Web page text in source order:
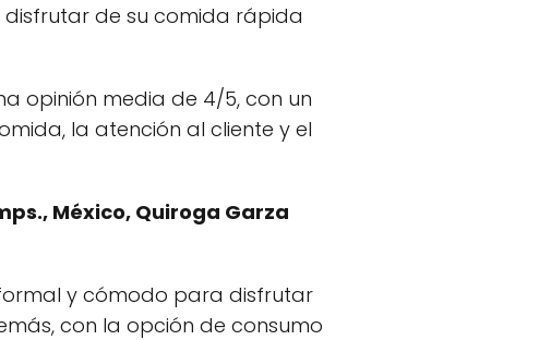
de su comida rápida
opinión media de 4/5, con un
la atención al cliente y el
México, Quiroga Garza
y cómodo para disfrutar
con la opción de consumo